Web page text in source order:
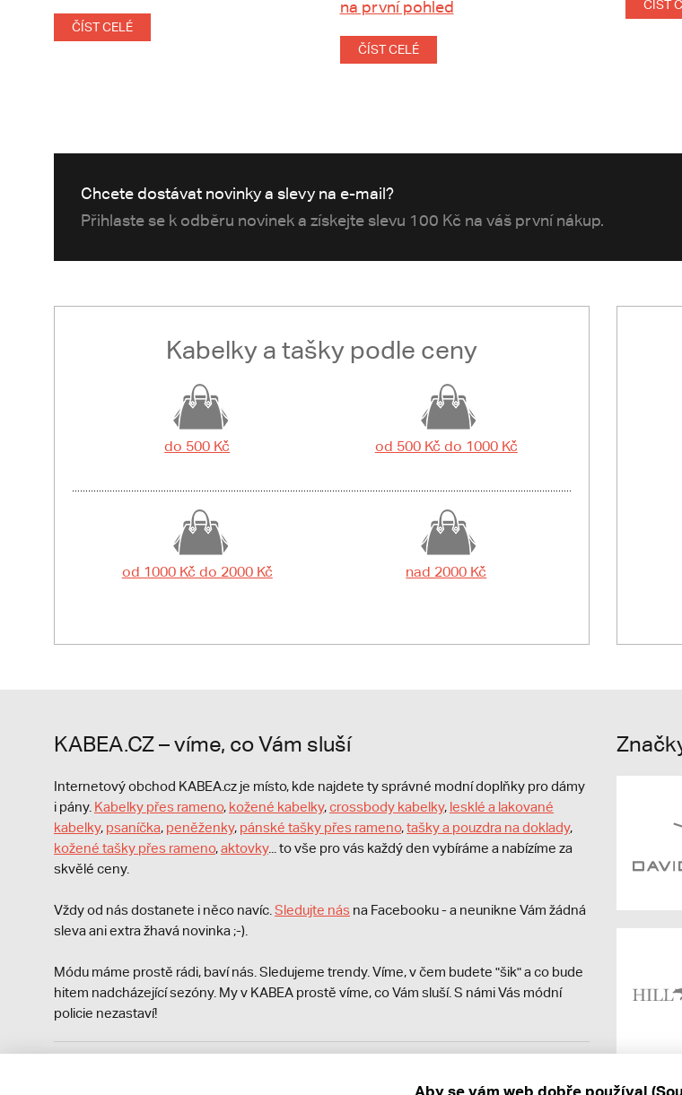
ČÍST CELÉ
na první pohled
ČÍST CELÉ
ČÍST
Chcete dostávat novinky a slevy na e-mail?
Přihlaste se k odběru novinek a získejte slevu 100 Kč na váš první nákup.
Kabelky a tašky podle ceny
do 500 Kč od 500 Kč do 1000 Kč
od 1000 Kč do 2000 Kč nad 2000 Kč
KABEA.CZ – víme, co Vám sluší
Internetový obchod KABEA.cz je místo, kde najdete ty správné modní doplňky pro dámy
i pány. Kabelky přes rameno, kožené kabelky,crossbody kabelky, lesklé a lakované
kabelky, psaníčka, peněženky, pánské tašky přes rameno,tašky a pouzdra na doklady,
kožené tašky přes rameno,aktovky... to vše pro vás každý den vybíráme a nabízíme za
skvělé ceny.
Vždy od nás dostanete i něco navíc. Sledujte nás na Facebooku - a neunikne Vám žádná
sleva ani extra žhavá novinka ;-).
Módu máme prostě rádi, baví nás. Sledujeme trendy. Víme, v čem budete "šik" a co bude
hitem nadcházející sezóny. My v KABEA prostě víme, co Vám sluší. S námi Vás módní
policie nezastaví!
Zároveň je povinen zaevidovat přijatou tržbu u správce daně online; v případěAby se vám web dobře používal